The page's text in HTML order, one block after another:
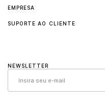
EMPRESA
Sollos
Carreira
SUPORTE AO CLIENTE
Cuidados e manutenção
Políticas
NEWSLETTER